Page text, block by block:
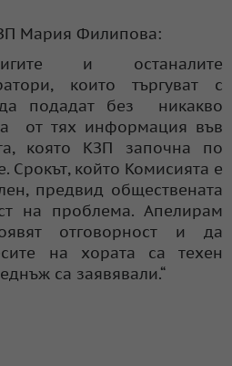
Мария Филипова:
и останалите
които търгуват с
подадат без никакво
от тях информация във
която КЗП започна по
Срокът, който Комисията е
предвид обществената
на проблема. Апелирам
отговорност и да
на хората са техен
са заявявали.“